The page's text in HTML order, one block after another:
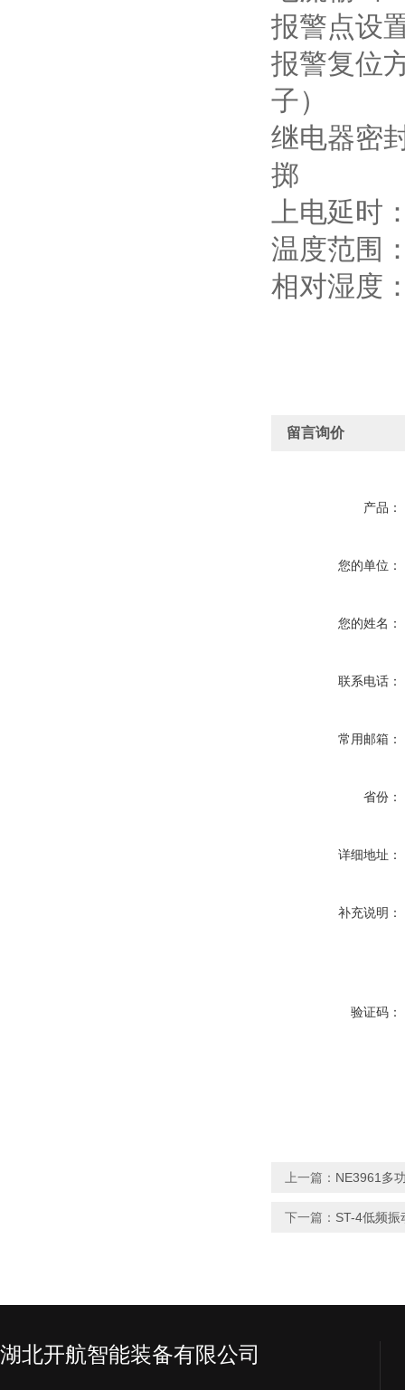
报警点设
报警复位
子）
继电器密
掷
上电延时
温度范围
相对湿度
留言询价
产品：
您的单位：
您的姓名：
联系电话：
常用邮箱：
省份：
详细地址：
补充说明：
验证码：
上一篇： NE3961多
下一篇： ST-4低频振
湖北开航智能装备有限公司